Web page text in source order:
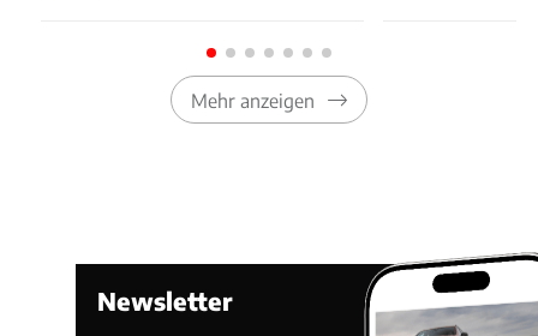
Mehr anzeigen
Newsletter